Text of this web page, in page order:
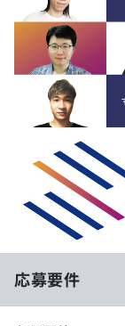
応募要件